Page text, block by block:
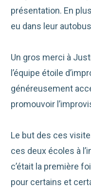
présentation. En
eu dans leur autobus
Un gros merci à
l’équipe étoile
généreusement
promouvoir
Le but des ces
ces deux écoles à
c’était la première
pour certains et